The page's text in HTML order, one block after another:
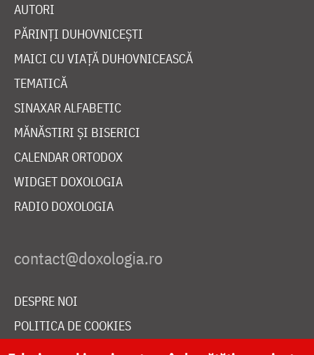
AUTORI
PĂRINȚI DUHOVNICEȘTI
MAICI CU VIAȚĂ DUHOVNICEASCĂ
TEMATICĂ
SINAXAR ALFABETIC
MĂNĂSTIRI ȘI BISERICI
CALENDAR ORTODOX
WIDGET DOXOLOGIA
RADIO DOXOLOGIA
DESPRE NOI
POLITICA DE COOKIES
DONEAZĂ ONLINE PENTRU CATEDRALA NAȚIONALĂ